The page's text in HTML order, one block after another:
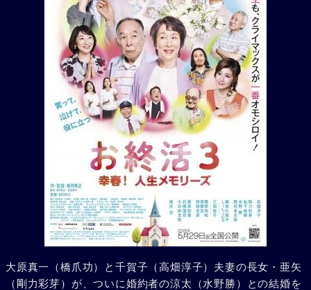
大原真一（橋爪功）と千賀子（高畑淳子）夫妻の長女・亜矢
（剛力彩芽）が、ついに婚約者の涼太（水野勝）との結婚を